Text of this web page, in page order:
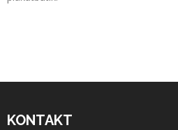
KONTAKT